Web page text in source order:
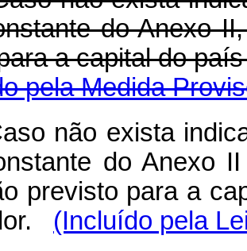
do Anexo
a capital do
pela Medida
não exista
do Anexo
previsto para a
(Incluído pela